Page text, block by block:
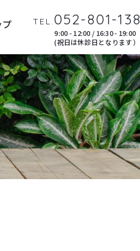
プ TEL.052-801-
9:00 - 12:00 / 16:30 - 19:00
(祝日は休診日となります）